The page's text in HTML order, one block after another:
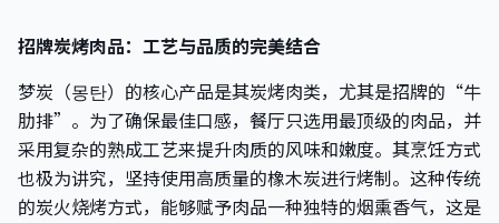
招牌炭烤肉品：工艺与品质的完美结合
梦炭（몽탄）的核心产品是其炭烤肉类，尤其是招牌的“牛
肋排”。为了确保最佳口感，餐厅只选用最顶级的肉品，并
采用复杂的熟成工艺来提升肉质的风味和嫩度。其烹饪方式
也极为讲究，坚持使用高质量的橡木炭进行烤制。这种传统
的炭火烧烤方式，能够赋予肉品一种独特的烟熏香气，这是